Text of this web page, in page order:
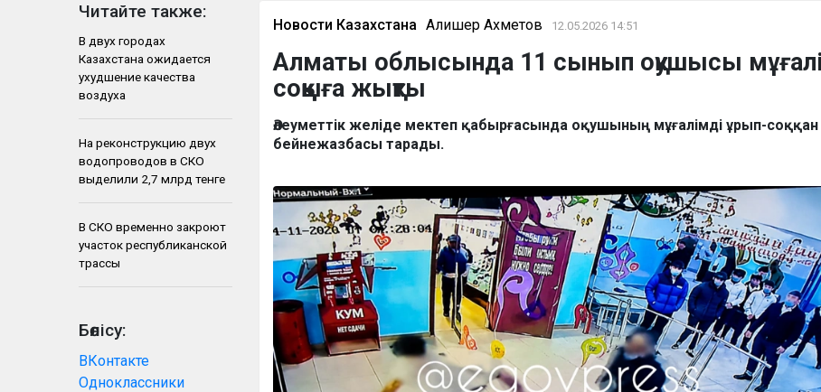
Читайте также:
В двух городах
Казахстана ожидается
ухудшение качества
воздуха
На реконструкцию двух
водопроводов в СКО
выделили 2,7 млрд тенге
В СКО временно закроют
участок республиканской
трассы
Бөлісу:
ВКонтакте
Одноклассники
Новости Казахстана Алишер Ахметов 12.05.2026 14:51
Алматы облысында 11 сынып оқушысы
соққыға жықты
Әлеуметтік желіде мектеп қабырғасында оқушының мұғалімді ұрып-соққан
бейнежазбасы тарады.